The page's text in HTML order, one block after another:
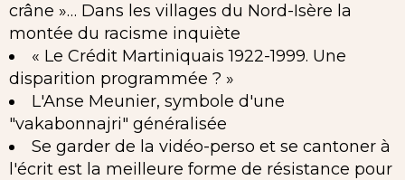
crâne »… Dans les villages du Nord-Isère la
montée du racisme inquiète
« Le Crédit Martiniquais 1922-1999. Une
disparition programmée ? »
L'Anse Meunier, symbole d'une
"vakabonnajri" généralisée
Se garder de la vidéo-perso et se cantoner à
l'écrit est la meilleure forme de résistance pour